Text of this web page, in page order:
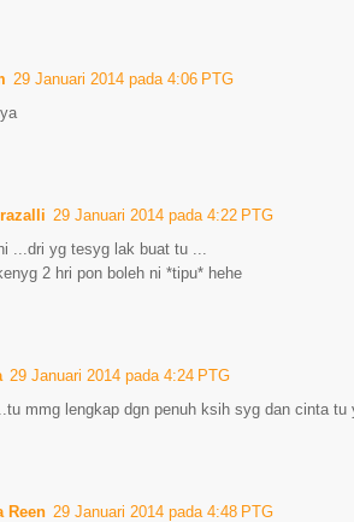
29 Januari 2014 pada 4:06 PTG
29 Januari 2014 pada 4:22 PTG
...dri yg tesyg lak buat tu ...
2 hri pon boleh ni *tipu* hehe
29 Januari 2014 pada 4:24 PTG
mmg lengkap dgn penuh ksih syg dan cinta
Reen 29 Januari 2014 pada 4:48 PTG